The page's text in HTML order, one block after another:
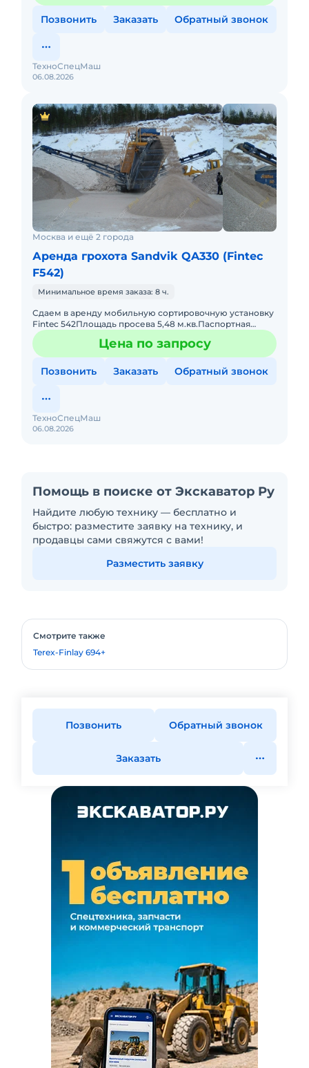
Позвонить Заказать Обратный звонок
06.08.2026
ТехноСпецМаш
Москва и ещё 2 города
Аренда грохота Sandvik QA330 (Fintec
F542)
Минимальное время заказа: 8 ч.
Сдаем в аренду мобильную сортировочную установку
Fintec 542Площадь просева 5,48 м.кв.Паспортная
производительность 400 т/чКолосниковая решетка на
радиоуправлениЦена по запросу
Позвонить Заказать Обратный звонок
06.08.2026
ТехноСпецМаш
Помощь в поиске от Экскаватор Ру
Найдите любую технику — бесплатно и
быстро: разместите заявку на технику, и
продавцы сами свяжутся с вами!
Разместить заявку
Смотрите также
Terex-Finlay 694+
Позвонить Обратный звонок
Заказать